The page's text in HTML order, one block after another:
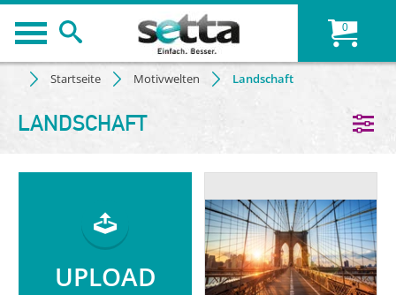
0
Startseite Motivwelten Landschaft
LANDSCHAFT
UPLOAD